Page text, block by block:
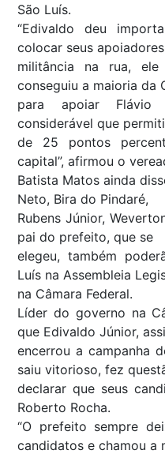
São Luís.
“Edivaldo deu
colocar seus
militância na rua,
conseguiu a maioria da
para apoiar
considerável que
de 25 pontos
capital”, afirmou o
Batista Matos ainda
Neto, Bira do Pindaré,
Rubens Júnior,
pai do prefeito, que se
elegeu, também
Luís na Assembleia
na Câmara Federal.
Líder do governo na
que Edivaldo Júnior,
encerrou a campanha
saiu vitorioso, fez
declarar que seus
Roberto Rocha.
“O prefeito sempre
candidatos e chamou a